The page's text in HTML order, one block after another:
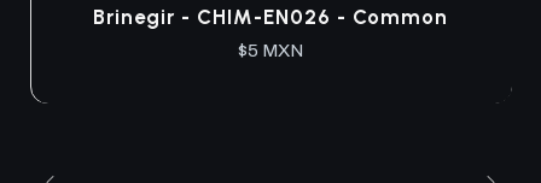
Brinegir - CHIM-EN026 - Common
$5 MXN